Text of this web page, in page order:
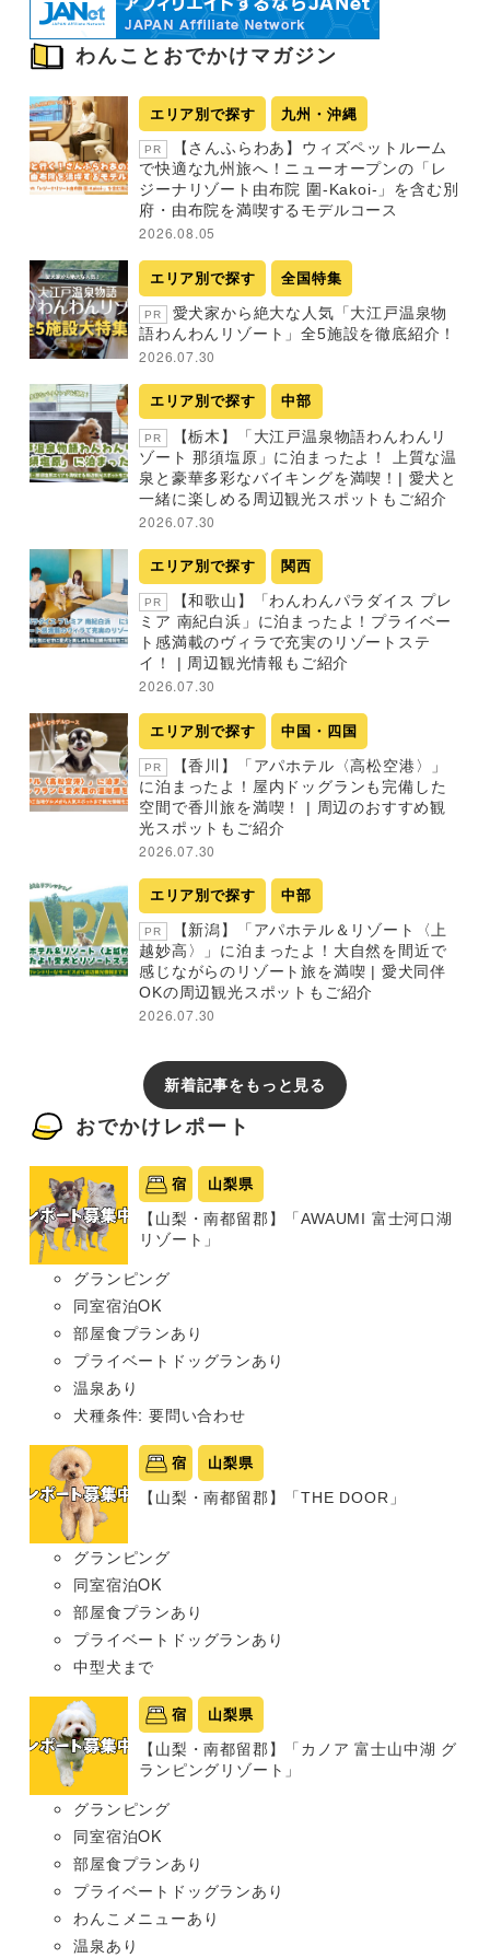
わんことおでかけマガジン
エリア別で探す 九州・沖縄
PR
【さんふらわあ】ウィズペットルーム
で快適な九州旅へ！ニューオープンの「レ
ジーナリゾート由布院 圍-Kakoi-」を含む別
府・由布院を満喫するモデルコース
2026.08.05
エリア別で探す 全国特集
PR
愛犬家から絶大な人気「大江戸温泉物
語わんわんリゾート」全5施設を徹底紹介！
2026.07.30
エリア別で探す 中部
PR
【栃木】「大江戸温泉物語わんわんリ
ゾート 那須塩原」に泊まったよ！ 上質な温
泉と豪華多彩なバイキングを満喫！| 愛犬と
一緒に楽しめる周辺観光スポットもご紹介
2026.07.30
エリア別で探す 関西
PR
【和歌山】「わんわんパラダイス プレ
ミア 南紀白浜」に泊まったよ！プライベー
ト感満載のヴィラで充実のリゾートステ
イ！ | 周辺観光情報もご紹介
2026.07.30
エリア別で探す 中国・四国
PR
【香川】「アパホテル〈高松空港〉」
に泊まったよ！屋内ドッグランも完備した
空間で香川旅を満喫！ | 周辺のおすすめ観
光スポットもご紹介
2026.07.30
エリア別で探す 中部
PR
【新潟】「アパホテル＆リゾート〈上
越妙高〉」に泊まったよ！大自然を間近で
感じながらのリゾート旅を満喫 | 愛犬同伴
OKの周辺観光スポットもご紹介
2026.07.30
新着記事をもっと見る
おでかけレポート
宿 山梨県
【山梨・南都留郡】「AWAUMI 富士河口湖
リゾート」
グランピング
同室宿泊OK
部屋食プランあり
プライベートドッグランあり
温泉あり
犬種条件: 要問い合わせ
宿 山梨県
【山梨・南都留郡】「THE DOOR」
グランピング
同室宿泊OK
部屋食プランあり
プライベートドッグランあり
中型犬まで
宿 山梨県
【山梨・南都留郡】「カノア 富士山中湖 グ
ランピングリゾート」
グランピング
同室宿泊OK
部屋食プランあり
プライベートドッグランあり
わんこメニューあり
温泉あり